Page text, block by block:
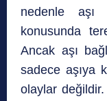
nedenle aşı
konusunda
Ancak aşı
sadece aşıya
olaylar